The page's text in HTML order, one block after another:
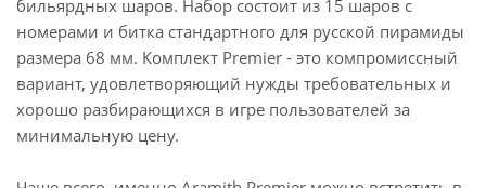
бильярдных шаров. Набор состоит из 15 шаров с
номерами и битка стандартного для русской пирамиды
размера 68 мм. Комплект Premier - это компромиссный
вариант, удовлетворяющий нужды требовательных и
хорошо разбирающихся в игре пользователей за
минимальную цену.